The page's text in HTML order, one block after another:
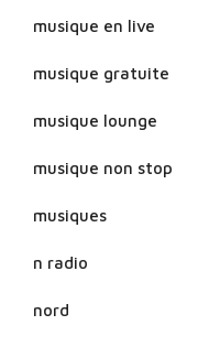
musique en live
musique gratuite
musique lounge
musique non stop
musiques
n radio
nord